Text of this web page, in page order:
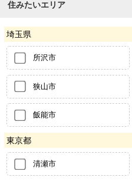
住みたいエリア
埼玉県
所沢市
狭山市
飯能市
東京都
清瀬市